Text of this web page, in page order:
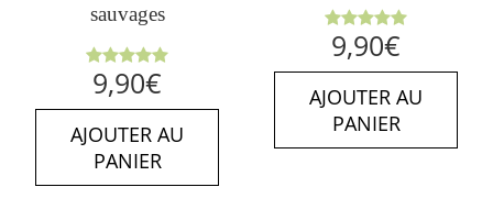
sauvages
Note5.00
sur 5
9,90€
AJOUTER AU
PANIER
Note5.00
sur 5
9,90€
AJOUTER AU
PANIER